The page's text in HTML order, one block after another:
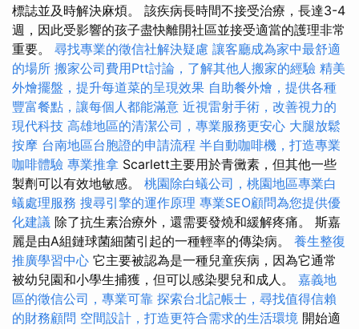
標誌並及時解決麻煩。 該疾病長時間不接受治療，長達3-4
週，因此受影響的孩子盡快離開社區並接受適當的護理非常
重要。 尋找專業的徵信社解決疑慮 讓客廳成為家中最舒適
的場所 搬家公司費用Ptt討論，了解其他人搬家的經驗 精美
外燴擺盤，提升每道菜的呈現效果 自助餐外燴，提供各種
豐富餐點，讓每個人都能滿意 近視雷射手術，改善視力的
現代科技 高雄地區的清潔公司，專業服務更安心 大腿放鬆
按摩 台南地區台胞證的申請流程 半自動咖啡機，打造專業
咖啡體驗 專業推拿 Scarlett主要用於青黴素，但其他一些
製劑可以有效地敏感。 桃園除白蟻公司，桃園地區專業白
蟻處理服務 搜尋引擎的運作原理 專業SEO顧問為您提供優
化建議 除了抗生素治療外，還需要發燒和緩解疼痛。 斯嘉
麗是由A組鏈球菌細菌引起的一種輕率的傳染病。 養生整復
推廣學習中心 它主要被認為是一種兒童疾病，因為它通常
被幼兒園和小學生捕獲，但可以感染嬰兒和成人。 嘉義地
區的徵信公司，專業可靠 探索台北記帳士，尋找值得信賴
的財務顧問 空間設計，打造更符合需求的生活環境 開始適